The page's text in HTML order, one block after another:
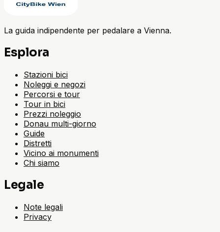
La guida indipendente per pedalare a Vienna.
Esplora
Stazioni bici
Noleggi e negozi
Percorsi e tour
Tour in bici
Prezzi noleggio
Donau multi-giorno
Guide
Distretti
Vicino ai monumenti
Chi siamo
Legale
Note legali
Privacy